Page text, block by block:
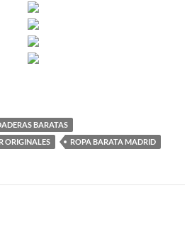
BARATAS
ORIGINALES
ROPA BARATA MADRID